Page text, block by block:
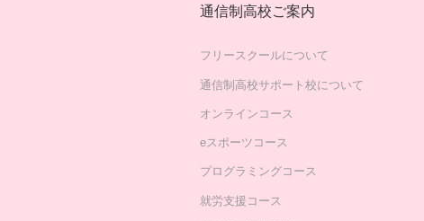
通信制高校ご案内
フリースクールについて
通信制高校サポート校について
オンラインコース
eスポーツコース
プログラミングコース
就労支援コース